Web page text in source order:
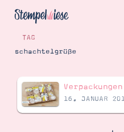
Hier Starten
Katalog
Bestellen
TAG
schachtelgrüße
16. JANUAR